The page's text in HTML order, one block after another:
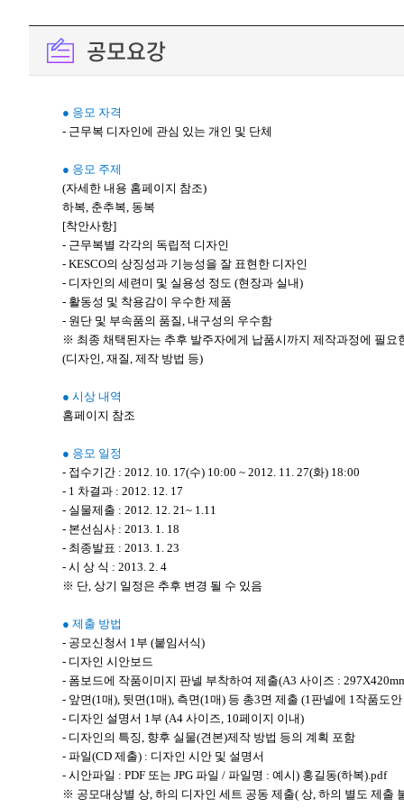
공모요강
● 응모 자격
- 근무복 디자인에 관심 있는 개인 및 단체
● 응모 주제
(자세한 내용 홈페이지 참조)
하복, 춘추복, 동복
[착안사항]
- 근무복별 각각의 독립적 디자인
- KESCO의 상징성과 기능성을 잘 표현한 디자인
- 디자인의 세련미 및 실용성 정도 (현장과 실내)
- 활동성 및 착용감이 우수한 제품
- 원단 및 부속품의 품질, 내구성의 우수함
※ 최종 채택된자는 추후 발주자에게 납품시까지 제작과정에 필요
(디자인, 재질, 제작 방법 등)
● 시상 내역
홈페이지 참조
● 응모 일정
- 접수기간 : 2012. 10. 17(수) 10:00 ~ 2012. 11. 27(화) 18:00
- 1 차결과 : 2012. 12. 17
- 실물제출 : 2012. 12. 21~ 1.11
- 본선심사 : 2013. 1. 18
- 최종발표 : 2013. 1. 23
- 시 상 식 : 2013. 2. 4
※ 단, 상기 일정은 추후 변경 될 수 있음
● 제출 방법
- 공모신청서 1부 (붙임서식)
- 디자인 시안보드
- 폼보드에 작품이미지 판넬 부착하여 제출(A3 사이즈 :
- 앞면(1매), 뒷면(1매), 측면(1매) 등 총3면 제출 (1판넬에 1작품도
- 디자인 설명서 1부 (A4 사이즈, 10페이지 이내)
- 디자인의 특징, 향후 실물(견본)제작 방법 등의 계획 포함
- 파일(CD 제출) : 디자인 시안 및 설명서
- 시안파일 : PDF 또는 JPG 파일 / 파일명 : 예시) 홍길동(하복).pdf
※ 공모대상별 상, 하의 디자인 세트 공동 제출( 상, 하의 별도 제출